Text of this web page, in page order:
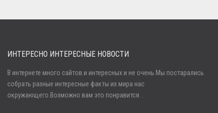
Войти
ИНТЕРЕСНО ИНТЕРЕСНЫЕ НОВОСТИ
В интернете много сайтов.и интересных и не очень.Мы постарались
собрать разные интересные факты из мира нас
окружающего.Возможно вам это понравится. .